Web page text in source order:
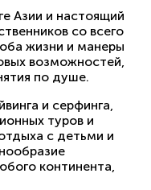
Азии и настоящий
со всего
жизни и манеры
возможностей,
по душе.
и серфинга,
туров и
с детьми и
континента,